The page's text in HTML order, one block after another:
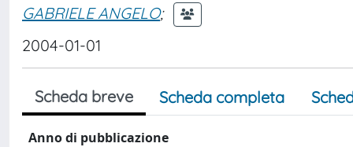
GABRIELE ANGELO;
2004-01-01
Scheda breve Scheda completa
Anno di pubblicazione